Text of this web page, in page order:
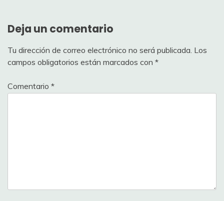
Deja un comentario
Tu dirección de correo electrónico no será publicada. Los
campos obligatorios están marcados con *
Comentario *